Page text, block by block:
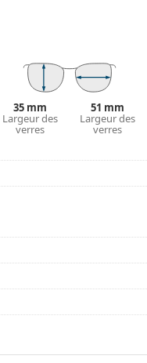
de l'étui et son
des lunettes.
d'autres
l'utilisation.
35 mm
Largeur des
verres
51 mm
Largeur des
verres